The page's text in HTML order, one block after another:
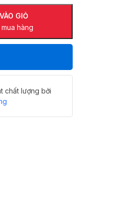
GIỎ
hàng
chất lượng bởi